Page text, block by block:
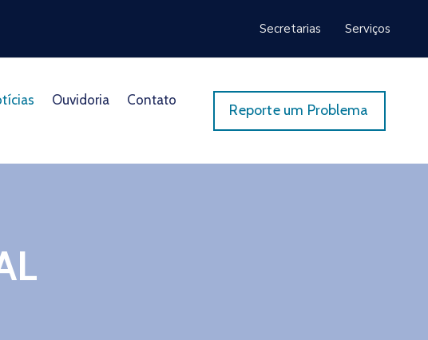
Secretarias Serviços
Ouvidoria Contato
Reporte um Problema